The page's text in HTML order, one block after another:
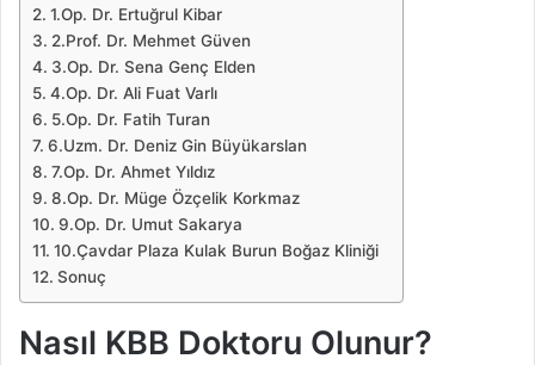
1.Op. Dr. Ertuğrul Kibar
2.Prof. Dr. Mehmet Güven
3.Op. Dr. Sena Genç Elden
4.Op. Dr. Ali Fuat Varlı
5.Op. Dr. Fatih Turan
6.Uzm. Dr. Deniz Gin Büyükarslan
7.Op. Dr. Ahmet Yıldız
8.Op. Dr. Müge Özçelik Korkmaz
9.Op. Dr. Umut Sakarya
10.Çavdar Plaza Kulak Burun Boğaz Kliniği
Sonuç
Nasıl KBB Doktoru Olunur?